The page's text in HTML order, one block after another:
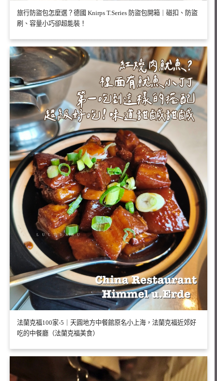
旅行防盜包怎麼選？德國 Knirps T.Series 防盜包開箱｜磁扣、防盜
刷、容量小巧卻超能裝！
法蘭克福100家-5｜天圓地方中餐館原名小上海，法蘭克福近郊好
吃的中餐廳（法蘭克福美食）